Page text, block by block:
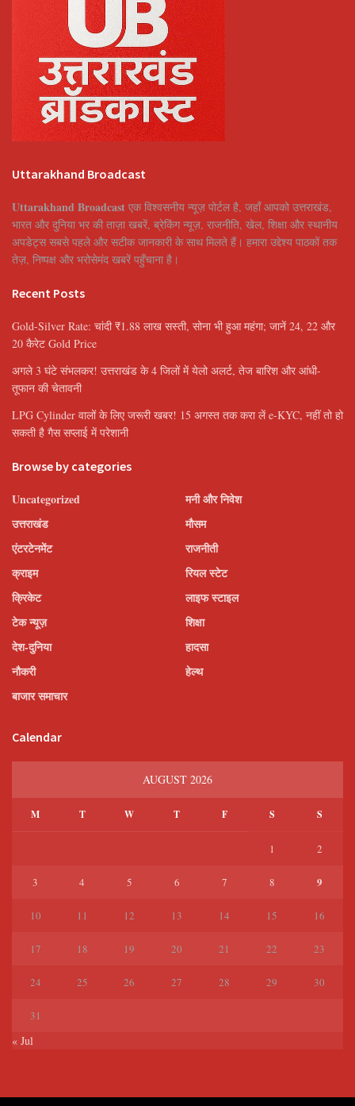
Uttarakhand Broadcast
Uttarakhand Broadcast एक विश्वसनीय न्यूज़ पोर्टल है, जहाँ आपको उत्तराखंड,
भारत और दुनिया भर की ताज़ा खबरें, ब्रेकिंग न्यूज़, राजनीति, खेल, शिक्षा और स्थानीय
अपडेट्स सबसे पहले और सटीक जानकारी के साथ मिलते हैं। हमारा उद्देश्य पाठकों तक
तेज़, निष्पक्ष और भरोसेमंद खबरें पहुँचाना है।
Recent Posts
Gold-Silver Rate: चांदी ₹1.88 लाख सस्ती, सोना भी हुआ महंगा; जानें 24, 22 और
20 कैरेट Gold Price
अगले 3 घंटे संभलकर! उत्तराखंड के 4 जिलों में येलो अलर्ट, तेज बारिश और आंधी-
तूफान की चेतावनी
LPG Cylinder वालों के लिए जरूरी खबर! 15 अगस्त तक करा लें e-KYC, नहीं तो हो
सकती है गैस सप्लाई में परेशानी
Browse by categories
Uncategorized
उत्तराखंड
एंटरटेनमेंट
क्राइम
क्रिकेट
टेक न्यूज़
देश-दुनिया
नौकरी
बाजार समाचार
मनी और निवेश
मौसम
राजनीती
रियल स्टेट
लाइफ स्टाइल
शिक्षा
हादसा
हेल्थ
Calendar
AUGUST 2026
M T W T F S S
1 2
3 4 5 6 7 8 9
10 11 12 13 14 15 16
17 18 19 20 21 22 23
24 25 26 27 28 29 30
31
« Jul